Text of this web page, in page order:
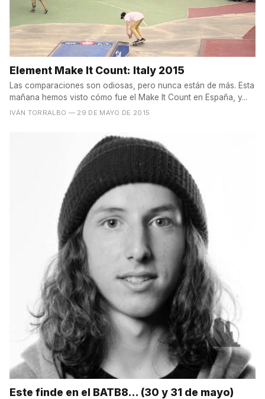
Element Make It Count: Italy 2015
Las comparaciones son odiosas, pero nunca están de más. Esta
mañana hemos visto cómo fue el Make It Count en España, y...
IVÁN TORRALBO — 29 DE MAYO DE 2015
Este finde en el BATB8... (30 y 31 de mayo)